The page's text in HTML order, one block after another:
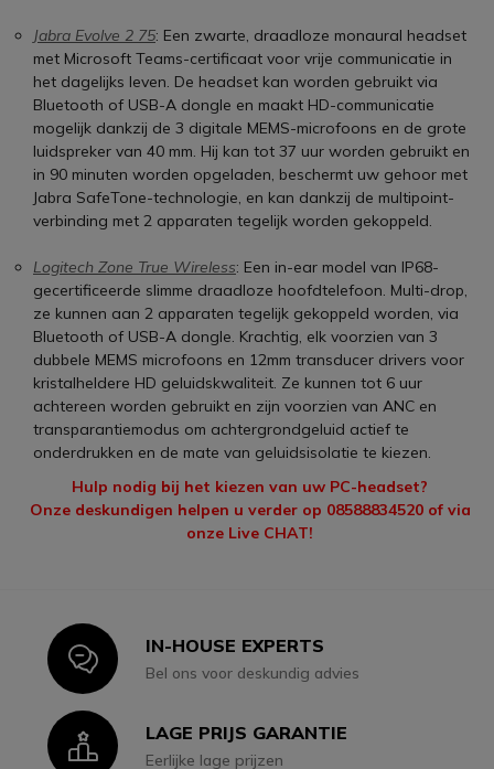
Jabra Evolve 2 75: Een zwarte, draadloze monaural headset
met Microsoft Teams-certificaat voor vrije communicatie in
het dagelijks leven. De headset kan worden gebruikt via
Bluetooth of USB-A dongle en maakt HD-communicatie
mogelijk dankzij de 3 digitale MEMS-microfoons en de grote
luidspreker van 40 mm. Hij kan tot 37 uur worden gebruikt en
in 90 minuten worden opgeladen, beschermt uw gehoor met
Jabra SafeTone-technologie, en kan dankzij de multipoint-
verbinding met 2 apparaten tegelijk worden gekoppeld.
Logitech Zone True Wireless: Een in-ear model van IP68-
gecertificeerde slimme draadloze hoofdtelefoon. Multi-drop,
ze kunnen aan 2 apparaten tegelijk gekoppeld worden, via
Bluetooth of USB-A dongle. Krachtig, elk voorzien van 3
dubbele MEMS microfoons en 12mm transducer drivers voor
kristalheldere HD geluidskwaliteit. Ze kunnen tot 6 uur
achtereen worden gebruikt en zijn voorzien van ANC en
transparantiemodus om achtergrondgeluid actief te
onderdrukken en de mate van geluidsisolatie te kiezen.
Hulp nodig bij het kiezen van uw PC-headset?
Onze deskundigen helpen u verder op 08588834520 of via
onze Live CHAT!
IconIN-HOUSE EXPERTS
Bel ons voor deskundig advies
IconLAGE PRIJS GARANTIE
Eerlijke lage prijzen